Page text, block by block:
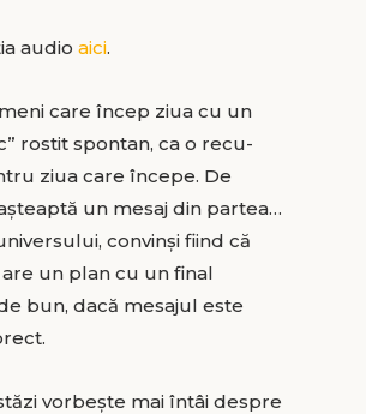
audio aici.
care încep ziua cu un
rostit spontan, ca o recu­
ziua care începe. De
un mesaj din partea…
convinși fiind că
un plan cu un final
bun, dacă mesajul este
vorbește mai întâi despre